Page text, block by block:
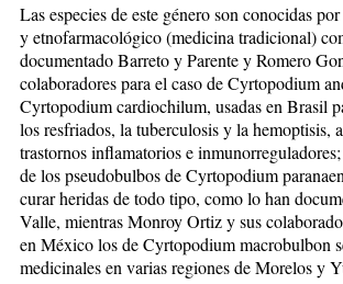
Las especies de este género son conocidas
y etnofarmacológico (medicina tradicional)
documentado Barreto y Parente y Romero
colaboradores para el caso de Cyrtopodium
Cyrtopodium cardiochilum, usadas en Brasil
los resfriados, la tuberculosis y la hemoptisis,
trastornos inflamatorios e
de los pseudobulbos de Cyrtopodium
curar heridas de todo tipo, como lo han
Valle, mientras Monroy Ortiz y sus
en México los de Cyrtopodium macrobulbon
medicinales en varias regiones de Morelos y